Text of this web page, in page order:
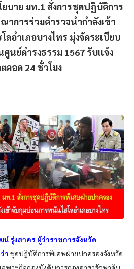
ยบาย มท.1 สั่งการชุดปฏิบัติการ
าการร่วมตำรวจนำกำลังเข้า
อำเภอบางไทร มุ่งจัดระเบียบ
นย์ดำรงธรรม 1567 รับแจ้ง
ลอด 24 ชั่วโมง
รุ่งสาคร ผู้ว่าราชการจังหวัด
า ชุดปฏิบัติการพิเศษฝ่ายปกครองจังหวัด